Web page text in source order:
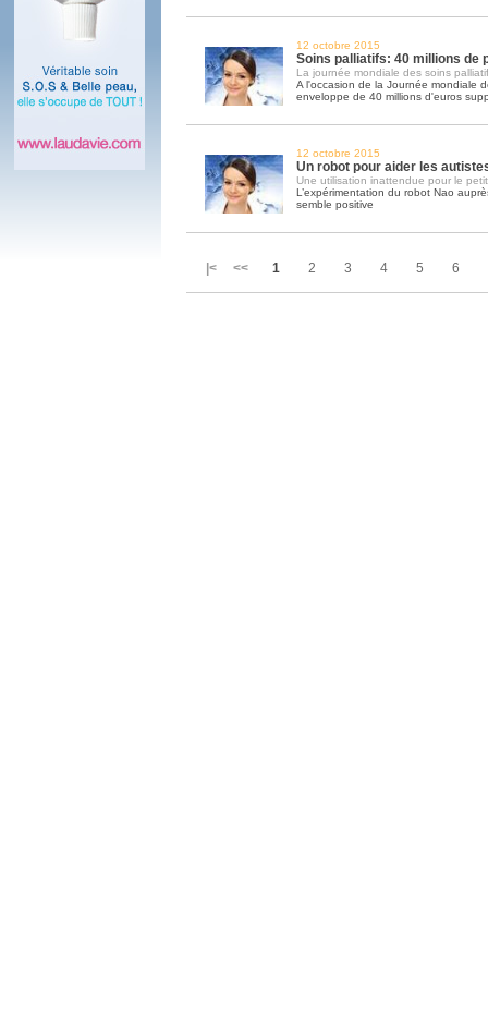
12 octobre 2015
Soins palliatifs: 40 millions de
La journée mondiale des soins
A l'occasion de la Journée mondiale
enveloppe de 40 millions d'euros
12 octobre 2015
Un robot pour aider les
Une utilisation inattendue pour le
L’expérimentation du robot Nao
semble positive
|< << 1 2 3 4 5 6